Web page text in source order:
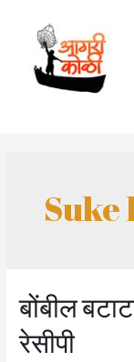
content
Suke
बोंबील
रेसीपी